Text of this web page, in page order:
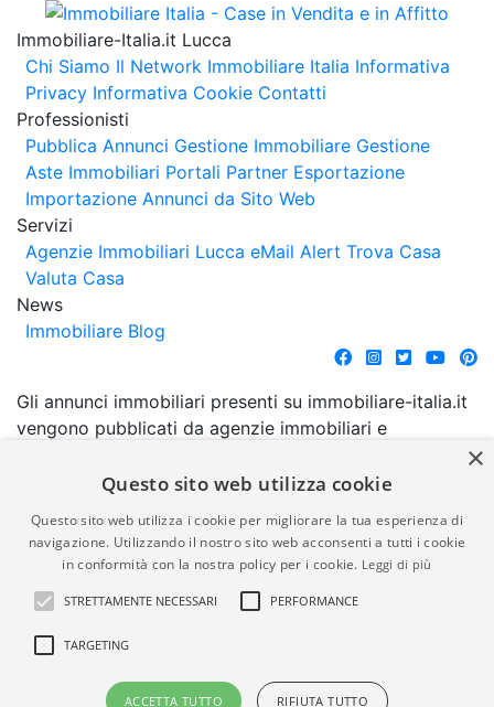
Immobiliare-Italia.it Lucca
Chi Siamo Il Network Immobiliare Italia Informativa
Privacy Informativa Cookie Contatti
Professionisti
Pubblica Annunci Gestione Immobiliare Gestione
Aste Immobiliari Portali Partner Esportazione
Importazione Annunci da Sito Web
Servizi
Agenzie Immobiliari Lucca eMail Alert Trova Casa
Valuta Casa
News
Immobiliare Blog
Gli annunci immobiliari presenti su immobiliare-italia.it
vengono pubblicati da agenzie immobiliari e
comporta l'approvazione o l'avallo da parte di
garanzia da parte di quest'ultima. immobiliare-italia.it
quindi non è responsabile della veridicità, della
correttezza, della completezza, della normativa in
materia di privacy e/o di alcun altro aspetto dei
suddetti annunci.
© Copyright 2007 - 2026
Powered by
×
Questo sito web utilizza cookie
Questo sito web utilizza i cookie per migliorare la tua esperienza di
navigazione. Utilizzando il nostro sito web acconsenti a tutti i cookie
in conformità con la nostra policy per i cookie. Leggi di più
STRETTAMENTE NECESSARI PERFORMANCE
TARGETING
ACCETTA TUTTO RIFIUTA TUTTO